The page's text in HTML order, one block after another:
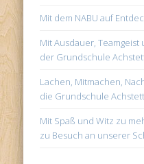
Mit dem NABU auf
Mit Ausdauer,
der Grundschule
Lachen, Mitmachen,
die Grundschule
Mit Spaß und Witz zu
zu Besuch an unserer